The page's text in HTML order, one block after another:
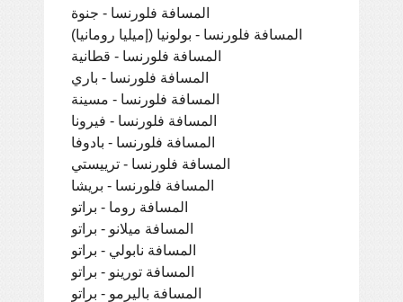
المسافة فلورنسا - جنوة
المسافة فلورنسا - بولونيا (إميليا رومانيا)
المسافة فلورنسا - قطانية
المسافة فلورنسا - باري
المسافة فلورنسا - مسينة
المسافة فلورنسا - فيرونا
المسافة فلورنسا - بادوفا
المسافة فلورنسا - ترييستي
المسافة فلورنسا - بريشا
المسافة روما - براتو
المسافة ميلانو - براتو
المسافة نابولي - براتو
المسافة تورينو - براتو
المسافة باليرمو - براتو